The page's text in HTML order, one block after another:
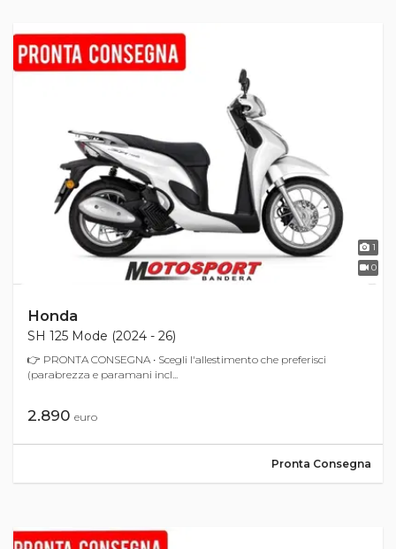
1
0
Honda
SH 125 Mode (2024 - 26)
👉 PRONTA CONSEGNA • Scegli l'allestimento che preferisci
(parabrezza e paramani incl...
2.890 euro
Pronta Consegna